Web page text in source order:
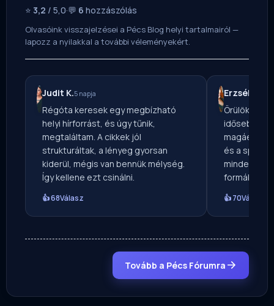
⭐ 3,2 / 5,0·💬 6 hozzászólás
Olvasóink visszajelzései a Pécs Blog helyi tartalmairól —
lapozz a nyilakkal a további véleményekért.
Judit K.5 napja
Régóta keresek egy megbízható
helyi hírforrást, és úgy tűnik,
megtaláltam. A cikkek jól
strukturáltak, a lényeg gyorsan
kiderül, mégis van bennük mélység.
Így kellene ezt csinálni.
👍 68Válasz
Erzsébet B.
Örülök,
idősebb
magáét. A
és a sport
mindegyik
formában.
👍 70Válasz
Tovább a Pécs Fórumra